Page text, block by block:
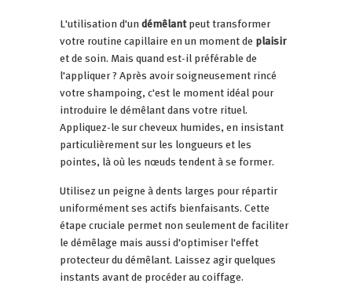
L'utilisation d'undémêlantpeut transformer
votre routine capillaire en un moment de plaisir
et de soin. Mais quand est-il préférable de
l'appliquer ? Après avoir soigneusement rincé
votre shampoing, c'est le moment idéal pour
introduire le démêlant dans votre rituel.
Appliquez-le sur cheveux humides, en insistant
particulièrement sur les longueurs et les
pointes, là où les nœuds tendent à se former.
Utilisez un peigne à dents larges pour répartir
uniformément ses actifs bienfaisants. Cette
étape cruciale permet non seulement de faciliter
le démêlage mais aussi d'optimiser l'effet
protecteur du démêlant. Laissez agir quelques
instants avant de procéder au coiffage.